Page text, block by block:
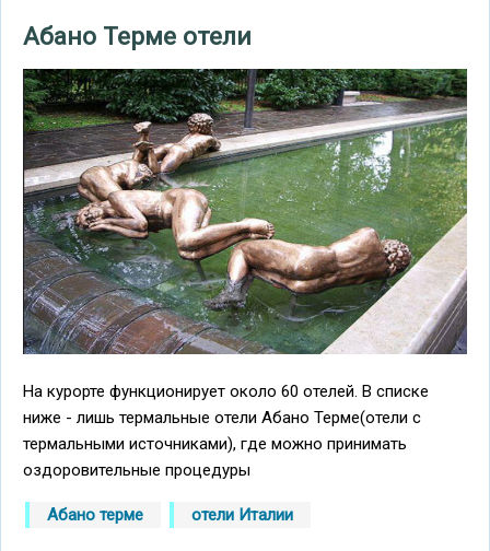
Абано Терме отели
На курорте функционирует около 60 отелей. В списке
ниже - лишь термальные отели Абано Терме(отели с
термальными источниками), где можно принимать
оздоровительные процедуры
Абано терме отели Италии